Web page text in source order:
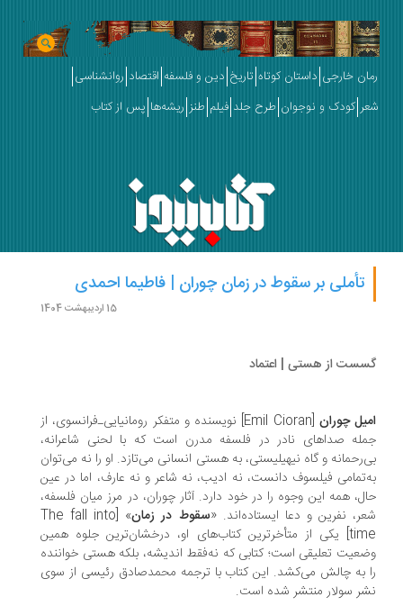
خارجی داستان کوتاه تاریخ دین و فلسفه اقتصاد روانشناسی
کودک و نوجوان طرح جلد فیلم طنز ریشه‌ها پس از کتاب
تأملی بر سقوط در زمان چوران | فاطیما احمدی
از هستی | اعتماد
چوران
[Emil Cioran] نویسنده و متفکر رومانیایی‌ـ‌فرانسوی، از
صداهای نادر در فلسفه‌ مدرن است که با لحنی شاعرانه،
و گاه نیهیلیستی، به هستی انسانی می‌تازد. او را نه می‌توان
فیلسوف دانست، نه ادیب، نه شاعر و نه عارف، اما در عین
همه‌ این وجوه را در خود دارد. آثار چوران، در مرز میان فلسفه،
نفرین و دعا ایستاده‌اند. «سقوط در زمان
» [The fall into
time] یکی از متأخرترین کتاب‌های او، درخشان‌ترین جلوه‌ همین
تعلیقی است؛ کتابی که نه‌فقط اندیشه، بلکه هستی خواننده
به چالش می‌کشد. این کتاب با ترجمه محمدصادق رئیسی از سوی
سولار منتشر شده است.